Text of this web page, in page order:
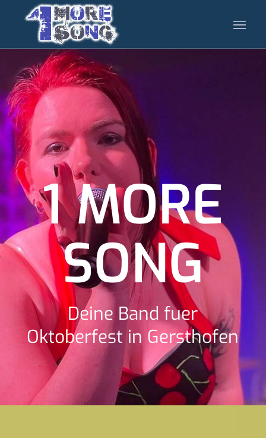
1 MORE
SONG
Deine Band fuer
Oktoberfest in Gersthofen